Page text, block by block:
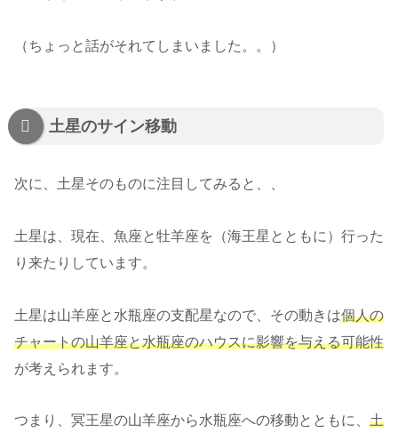
（ちょっと話がそれてしまいました。。）
土星のサイン移動
次に、土星そのものに注目してみると、、
土星は、現在、魚座と牡羊座を（海王星とともに）行った
り来たりしています。
土星は山羊座と水瓶座の支配星なので、その動きは個人の
チャートの山羊座と水瓶座のハウスに影響を与える可能性
が考えられます。
つまり、冥王星の山羊座から水瓶座への移動とともに、 土